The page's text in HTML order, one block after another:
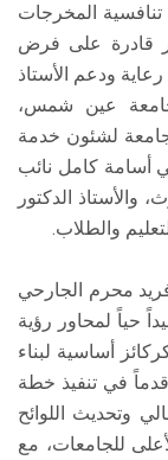
تنافسية المخرجات
قادرة على فرض
ودعم الأستاذ
جامعة عين شمس،
لشئون خدمة
أسامة كامل نائب
والأستاذ الدكتور
والطلاب.
محرم الجارحي
حياً لمحاور رؤية
كركائز أساسية لبناء
في تنفيذ خطة
وتحديث اللوائح
للجامعات، مع